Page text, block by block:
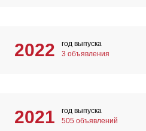
2022
год выпуска
3 объявления
2021
год выпуска
505 объявлений